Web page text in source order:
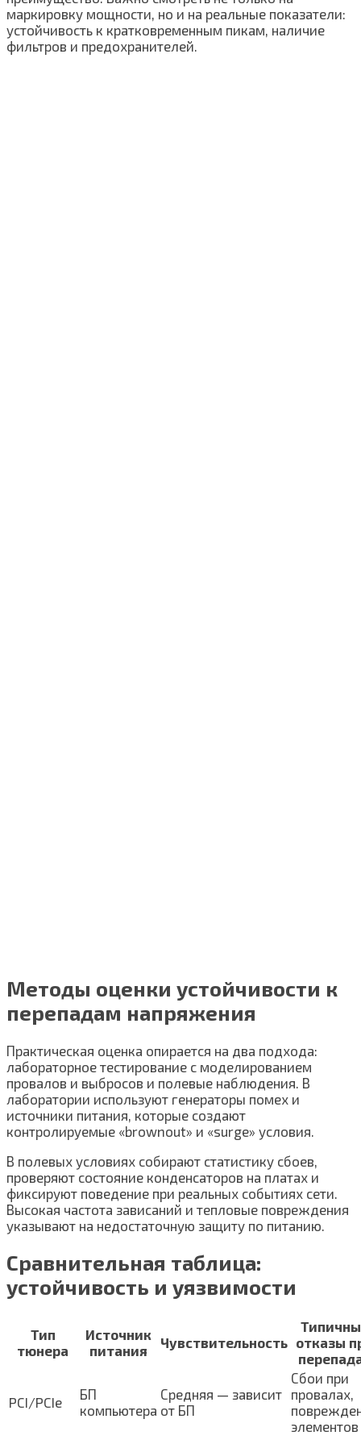
маркировку мощности, но и на реальные показатели:
устойчивость к кратковременным пикам, наличие
фильтров и предохранителей.
Методы оценки устойчивости к
перепадам напряжения
Практическая оценка опирается на два подхода:
лабораторное тестирование с моделированием
провалов и выбросов и полевые наблюдения. В
лаборатории используют генераторы помех и
источники питания, которые создают
контролируемые «brownout» и «surge» условия.
В полевых условиях собирают статистику сбоев,
проверяют состояние конденсаторов на платах и
фиксируют поведение при реальных событиях сети.
Высокая частота зависаний и тепловые повреждения
указывают на недостаточную защиту по питанию.
Сравнительная таблица:
устойчивость и уязвимости
Тип
тюнера
Источник
питания
Чувствительность отказы
PCI/PCIe
БП
компьютера
Средняя — зависит
от БП
Сбои при
провалах,